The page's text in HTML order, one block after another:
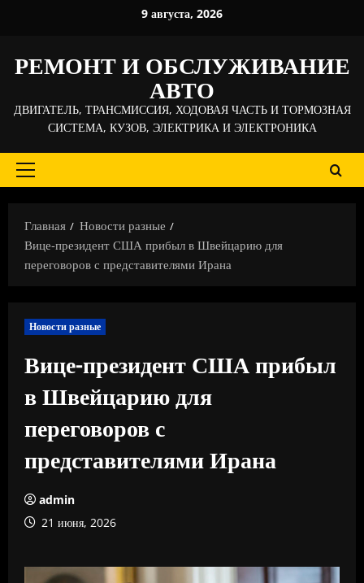
9 августа, 2026
РЕМОНТ И ОБСЛУЖИВАНИЕ
АВТО
ДВИГАТЕЛЬ, ТРАНСМИССИЯ, ХОДОВАЯ ЧАСТЬ И ТОРМОЗНАЯ
СИСТЕМА, КУЗОВ, ЭЛЕКТРИКА И ЭЛЕКТРОНИКА
Основное
Главная
Новости разные
Вице-президент США прибыл в Швейцарию для
переговоров с представителями Ирана
Новости разные
Вице-президент США прибыл
в Швейцарию для
переговоров с
представителями Ирана
admin
21 июня, 2026